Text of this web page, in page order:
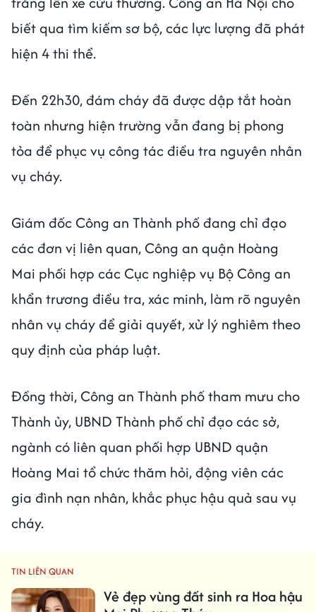
biết qua tìm kiếm sơ bộ, các lực lượng đã phát
hiện 4 thi thể.
Đến 22h30, đám cháy đã được dập tắt hoàn
toàn nhưng hiện trường vẫn đang bị phong
tỏa để phục vụ công tác điều tra nguyên nhân
vụ cháy.
Giám đốc Công an Thành phố đang chỉ đạo
các đơn vị liên quan, Công an quận Hoàng
Mai phối hợp các Cục nghiệp vụ Bộ Công an
khẩn trương điều tra, xác minh, làm rõ nguyên
nhân vụ cháy để giải quyết, xử lý nghiêm theo
quy định của pháp luật.
Đồng thời, Công an Thành phố tham mưu cho
Thành ủy, UBND Thành phố chỉ đạo các sở,
ngành có liên quan phối hợp UBND quận
Hoàng Mai tổ chức thăm hỏi, động viên các
gia đình nạn nhân, khắc phục hậu quả sau vụ
cháy.
TIN LIÊN QUAN
Vẻ đẹp vùng đất sinh ra Hoa hậu